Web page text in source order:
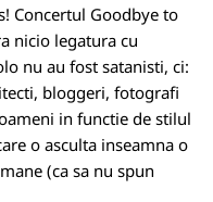
Concertul Goodbye to
nicio legatura cu
nu au fost satanisti, ci:
bloggeri, fotografi
in functie de stilul
o asculta inseamna o
(ca sa nu spun